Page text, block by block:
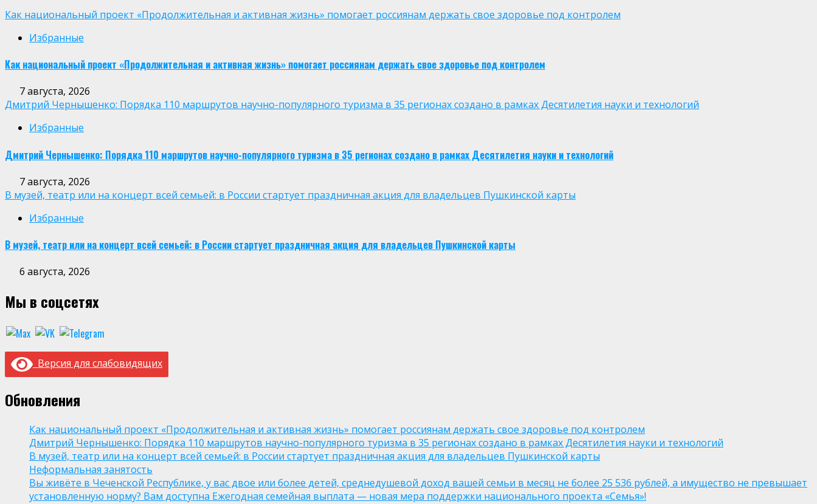
Как национальный проект «Продолжительная и активная жизнь» помогает россиянам держать свое здоровье под контролем
Избранные
Как национальный проект «Продолжительная и активная жизнь» помогает россиянам держать свое здоровье под контролем
7 августа, 2026
Дмитрий Чернышенко: Порядка 110 маршрутов научно-популярного туризма в 35 регионах создано в рамках Десятилетия науки и технологий
Избранные
Дмитрий Чернышенко: Порядка 110 маршрутов научно-популярного туризма в 35 регионах создано в рамках Десятилетия науки и технологий
7 августа, 2026
В музей, театр или на концерт всей семьей: в России стартует праздничная акция для владельцев Пушкинской карты
Избранные
В музей, театр или на концерт всей семьей: в России стартует праздничная акция для владельцев Пушкинской карты
6 августа, 2026
Мы в соцсетях
Версия для слабовидящих
Обновления
Как национальный проект «Продолжительная и активная жизнь» помогает россиянам держать свое здоровье под контролем
Дмитрий Чернышенко: Порядка 110 маршрутов научно-популярного туризма в 35 регионах создано в рамках Десятилетия науки и технологий
В музей, театр или на концерт всей семьей: в России стартует праздничная акция для владельцев Пушкинской карты
Неформальная занятость
Вы живёте в Чеченской Республике, у вас двое или более детей, среднедушевой доход вашей семьи в месяц не более 25 536 рублей, а имущество не превышает
установленную норму? Вам доступна Ежегодная семейная выплата — новая мера поддержки национального проекта «Семья»!